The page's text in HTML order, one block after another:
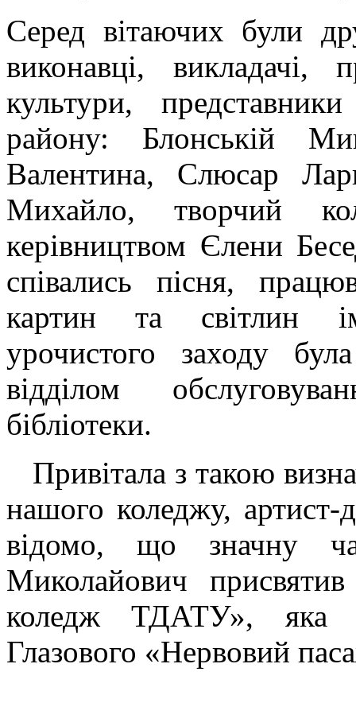
Серед вітаючих були
виконавці, викладачі,
культури,
району: Блонській
Валентина, Слюсар
Михайло, творчий
керівництвом Єлени
співались пісня,
картин та світлин
урочистого заходу
відділом
бібліотеки.
Привітала з такою
нашого коледжу,
відомо, що значну
Миколайович
коледж ТДАТУ», яка
Глазового «Нервовий